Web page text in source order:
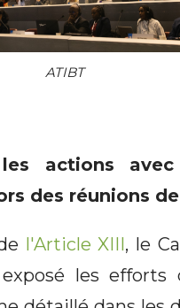
ATIBT
actions
des réunions de
l'Article XIII, le
les efforts